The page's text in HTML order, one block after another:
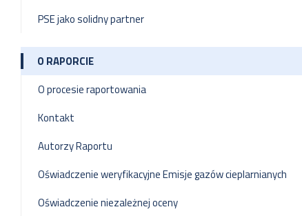
PSE jako solidny partner
O RAPORCIE
O procesie raportowania
Kontakt
Autorzy Raportu
Oświadczenie weryfikacyjne Emisje gazów cieplarnianych
Oświadczenie niezależnej oceny